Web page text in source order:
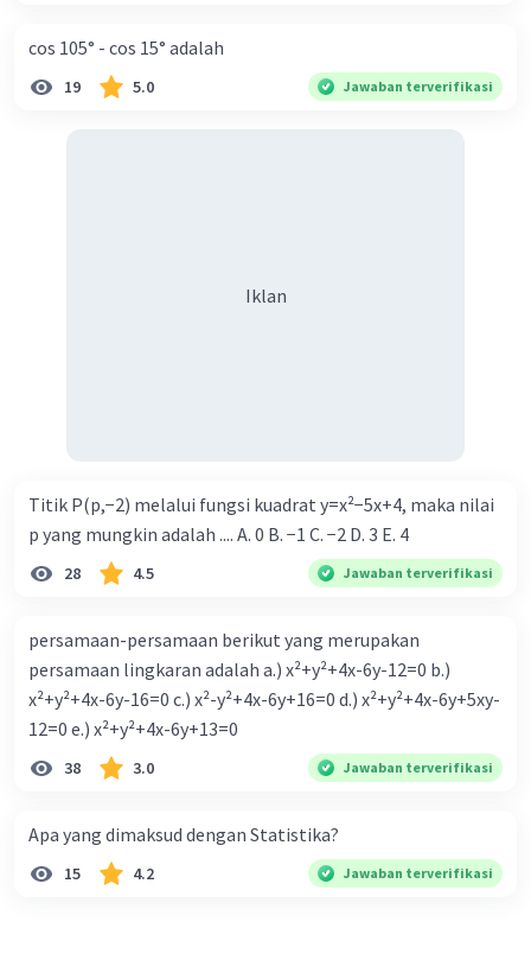
cos 105° - cos 15° adalah
19 5.0 Jawaban terverifikasi
Iklan
Titik P(p,−2) melalui fungsi kuadrat y=x²−5x+4, maka nilai
p yang mungkin adalah .... A. 0 B. −1 C. −2 D. 3 E. 4
28 4.5 Jawaban terverifikasi
persamaan-persamaan berikut yang merupakan
persamaan lingkaran adalah a.) x²+y²+4x-6y-12=0 b.)
x²+y²+4x-6y-16=0 c.) x²-y²+4x-6y+16=0 d.) x²+y²+4x-6y+5xy-
12=0 e.) x²+y²+4x-6y+13=0
38 3.0 Jawaban terverifikasi
Apa yang dimaksud dengan Statistika?
15 4.2 Jawaban terverifikasi